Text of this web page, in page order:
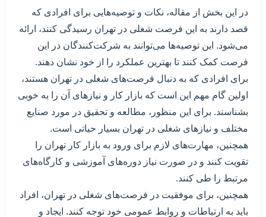
در این بخش از مقاله، نکات و توصیه‌هایی برای افرادی که
قصد دارند به این فرصت شغلی در تهران رسیدگی کنند، ارائه
می‌شود. این توصیه‌ها می‌توانند به شرکت‌کنندگان در این
فرصت کمک کنند تا بهترین عملکرد را از خود نشان دهند.
برای افرادی که به دنبال فرصت‌های شغلی در تهران هستند،
اولین گام مهم این است که بازار کار و نیازهای آن را به خوبی
بشناسند. برای این منظور، مطالعه و تحقیق در مورد صنایع
مختلف و نیازهای شغلی در تهران بسیار حیاتی است.
همچنین، مهارت‌های لازم برای ورود به بازار کار تهران را
تقویت کنند و در صورت نیاز دوره‌های آموزشی و کارگاه‌های
مرتبط را طی کنند.
همچنین، برای موفقیت در فرصت‌های شغلی در تهران، افراد
باید به ارتباطات و روابط عمومی خود توجه کنند. ایجاد و